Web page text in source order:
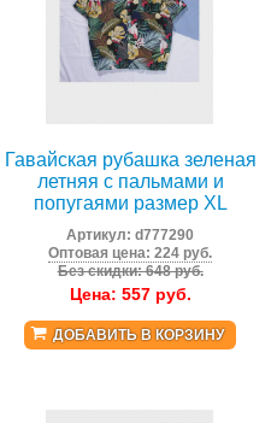
Гавайская рубашка зеленая
летняя с пальмами и
попугаями размер XL
Артикул:d777290
Оптовая цена: 224 руб.
Без скидки: 648 руб.
Цена: 557руб.
ДОБАВИТЬ В КОРЗИНУ